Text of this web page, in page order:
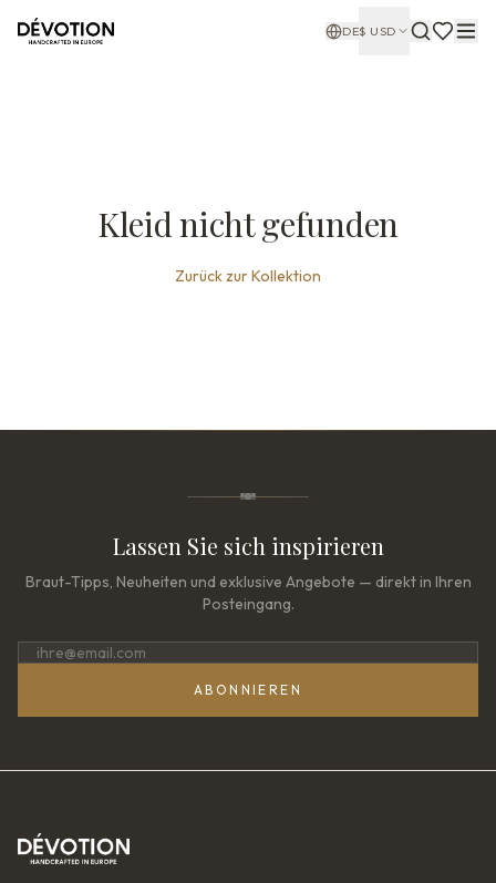
DE$ USD
Kleid nicht gefunden
Zurück zur Kollektion
Lassen Sie sich inspirieren
Braut-Tipps, Neuheiten und exklusive Angebote — direkt in Ihren
Posteingang.
ABONNIEREN